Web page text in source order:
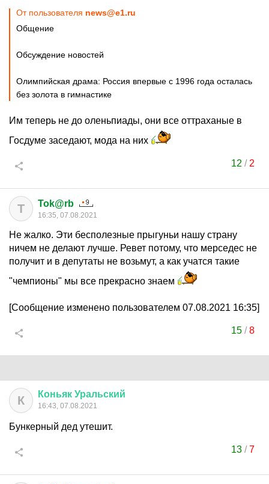
От пользователя news@e1.ru
Общение
Обсуждение новостей
Олимпийская драма: Россия впервые с 1996 года осталась
без золота в гимнастике
Им теперь не до оленьпиады, они все оттраханые в
Госдуме заседают, мода на них
12 / 2
T Tok@rb
16:35, 07.08.2021
Не жалко. Эти бесполезные прыгуньи нашу страну
ничем не делают лучше. Ревет потому, что мерседес не
получит и в депутаты не возьмут, а как учатся такие
"чемпионы" мы все прекрасно знаем
[Сообщение изменено пользователем 07.08.2021 16:35]
15 /8
К Коньяк Уральский
16:43, 07.08.2021
Бункерный дед утешит.
13 /7